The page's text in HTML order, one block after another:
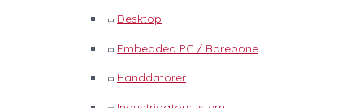
Desktop
Embedded PC / Barebone
Handdatorer